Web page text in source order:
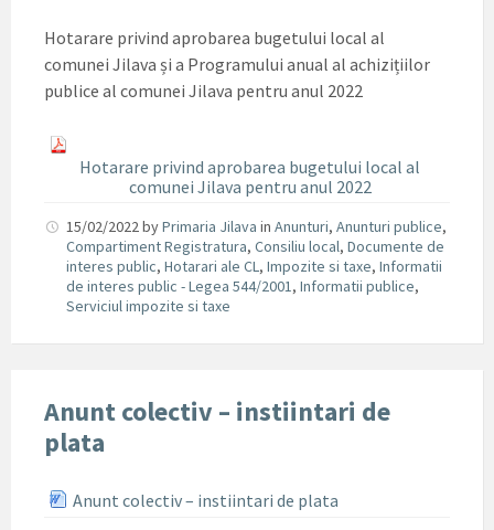
Hotarare privind aprobarea bugetului local al
comunei Jilava și a Programului anual al achizițiilor
publice al comunei Jilava pentru anul 2022
Hotarare privind aprobarea bugetului local al
comunei Jilava pentru anul 2022
15/02/2022byPrimaria Jilava in Anunturi, Anunturi publice,
Compartiment Registratura, Consiliu local, Documente de
interes public, Hotarari ale CL, Impozite si taxe, Informatii
de interes public - Legea 544/2001, Informatii publice,
Serviciul impozite si taxe
Anunt colectiv – instiintari de
plata
Anunt colectiv – instiintari de plata